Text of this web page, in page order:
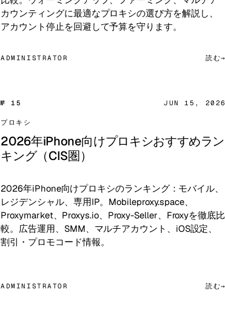
カウンティングに最適なプロキシの選び方を解説し、
アカウント停止を回避して予算を守ります。
ADMINISTRATOR 読む
№ 15 JUN 15, 2026
プロキシ
2026年iPhone向けプロキシおすすめラン
キング（CIS圏）
2026年iPhone向けプロキシのランキング：モバイル、
レジデンシャル、専用IP。Mobileproxy.space、
Proxymarket、Proxys.io、Proxy-Seller、Froxyを徹底比
較。広告運用、SMM、マルチアカウント、iOS設定、
割引・プロモコード情報。
ADMINISTRATOR 読む